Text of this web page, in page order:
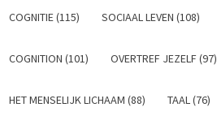
COGNITIE (115) SOCIAAL LEVEN (108)
COGNITION (101) OVERTREF JEZELF (97)
HET MENSELIJK LICHAAM (88) TAAL (76)